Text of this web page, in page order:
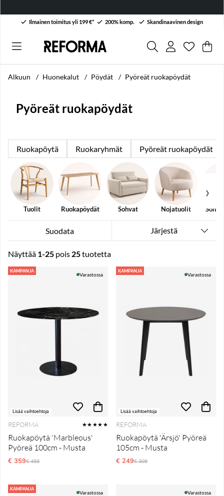
Ilmainen toimitus yli 199 €* 200% komp. Skandinaavinen design
Toivelista
. .
Alkuun Huonekalut Pöydät Pyöreät ruokapöydät
Pyöreät ruokapöydät
Ruokapöytä Ruokaryhmät Pyöreät ruokapöydät
Tuolit Ruokapöydät Sohvat Nojatuolit
Suodata Järjestä
Näyttää 1-25 pois 25tuotetta
Tuotteet
KAMPANJA
Lisää vaihtoehtoja
Varastossa
REFORMA ★★★★★
Ruokapöytä 'Marbleous'
Pyöreä 100cm - Musta
€ 359Normaali hinta
€ 459
KAMPANJA
Lisää vaihtoehtoja
Varastossa
REFORMA
Ruokapöytä 'Ärsjö' Pyöreä
105cm - Musta
€ 249Normaali hinta
€ 309
KAMPANJA
Varastossa Varastossa